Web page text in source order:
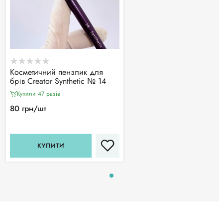
Косметичний пензлик для
брів Creator Synthetic № 14
Купили 47 разiв
80 грн/шт
КУПИТИ